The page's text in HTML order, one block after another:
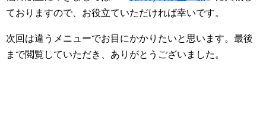
ておりますので、お役立ていただければ幸いです。
次回は違うメニューでお目にかかりたいと思います。最後
まで閲覧していただき、ありがとうございました。